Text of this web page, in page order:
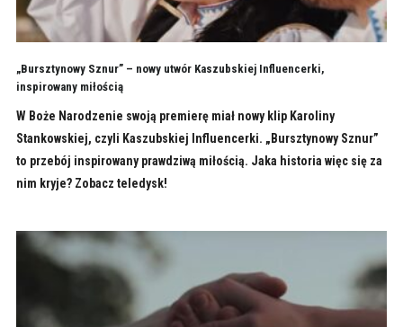
„Bursztynowy Sznur” – nowy utwór Kaszubskiej Influencerki,
inspirowany miłością
W Boże Narodzenie swoją premierę miał nowy klip Karoliny
Stankowskiej, czyli Kaszubskiej Influencerki. „Bursztynowy Sznur”
to przebój inspirowany prawdziwą miłością. Jaka historia więc się za
nim kryje? Zobacz teledysk!